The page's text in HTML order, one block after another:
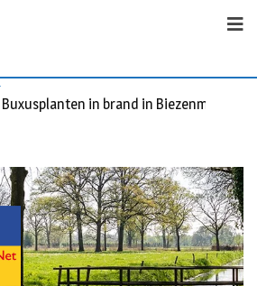
Buxusplanten in brand in Biezenmortel,